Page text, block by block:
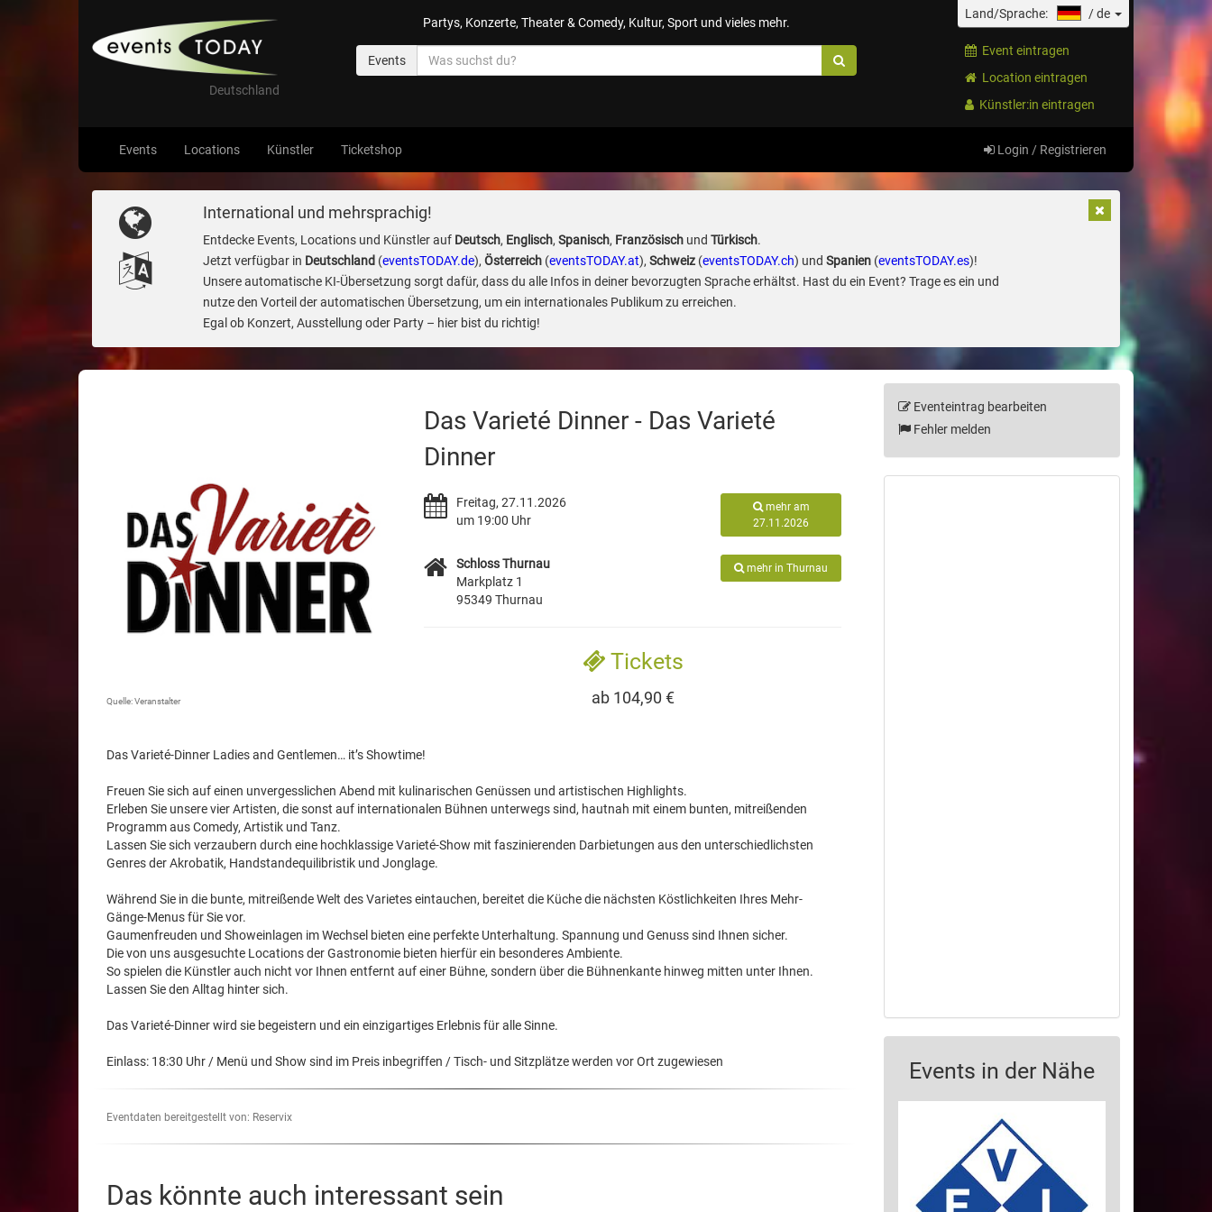
Deutschland
Partys, Konzerte, Theater & Comedy, Kultur, Sport und vieles mehr.
Events
Land/Sprache: /de
Event eintragen
Location eintragen
Künstler:in eintragen
Events Locations Künstler Ticketshop Login / Registrieren
International und mehrsprachig!
Entdecke Events, Locations und Künstler auf Deutsch, Englisch, Spanisch, Französischund Türkisch.
Jetzt verfügbar in Deutschland (eventsTODAY.de), Österreich(eventsTODAY.at), Schweiz(eventsTODAY.ch) und Spanien(eventsTODAY.es)!
Unsere automatische KI-Übersetzung sorgt dafür, dass du alle Infos in deiner bevorzugten Sprache erhältst. Hast du ein Event? Trage es ein und
nutze den Vorteil der automatischen Übersetzung, um ein internationales Publikum zu erreichen.
Egal ob Konzert, Ausstellung oder Party – hier bist du richtig!
Quelle: Veranstalter
Das Varieté Dinner - Das Varieté
Dinner
Freitag, 27.11.2026
um 19:00 Uhr
mehr am
27.11.2026
Schloss Thurnau
Markplatz 1
95349 Thurnau
mehr in Thurnau
Tickets
ab 104,90 €
Das Varieté-Dinner Ladies and Gentlemen… it’s Showtime!
Freuen Sie sich auf einen unvergesslichen Abend mit kulinarischen Genüssen und artistischen Highlights.
Erleben Sie unsere vier Artisten, die sonst auf internationalen Bühnen unterwegs sind, hautnah mit einem bunten, mitreißenden
Programm aus Comedy, Artistik und Tanz.
Lassen Sie sich verzaubern durch eine hochklassige Varieté-Show mit faszinierenden Darbietungen aus den unterschiedlichsten
Genres der Akrobatik, Handstandequilibristik und Jonglage.
Während Sie in die bunte, mitreißende Welt des Varietes eintauchen, bereitet die Küche die nächsten Köstlichkeiten Ihres Mehr-
Gänge-Menus für Sie vor.
Gaumenfreuden und Showeinlagen im Wechsel bieten eine perfekte Unterhaltung. Spannung und Genuss sind Ihnen sicher.
Die von uns ausgesuchte Locations der Gastronomie bieten hierfür ein besonderes Ambiente.
So spielen die Künstler auch nicht vor Ihnen entfernt auf einer Bühne, sondern über die Bühnenkante hinweg mitten unter Ihnen.
Lassen Sie den Alltag hinter sich.
Das Varieté-Dinner wird sie begeistern und ein einzigartiges Erlebnis für alle Sinne.
Einlass: 18:30 Uhr / Menü und Show sind im Preis inbegriffen / Tisch- und Sitzplätze werden vor Ort zugewiesen
Eventdaten bereitgestellt von: Reservix
Das könnte auch interessant sein
Eventeintrag bearbeiten
Fehler melden
Events in der Nähe